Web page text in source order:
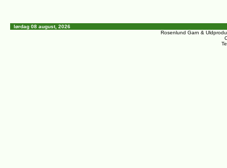
lørdag 08 august, 2026
Rosenlund Garn &